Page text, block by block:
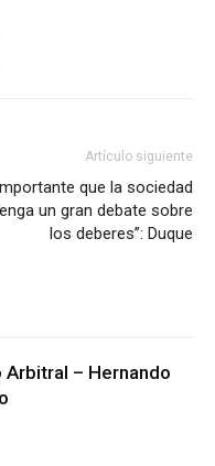
Artículo siguiente
que la sociedad
un gran debate sobre
los deberes”: Duque
Arbitral – Hernando